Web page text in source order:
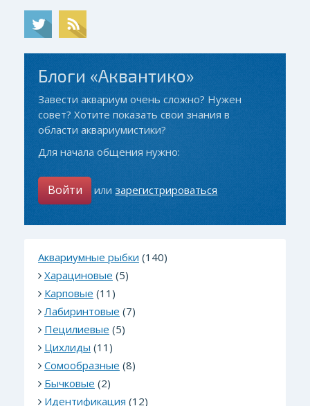
Блоги «Аквантико»
Завести аквариум очень сложно? Нужен
совет? Хотите показать свои знания в
области аквариумистики?
Для начала общения нужно:
Войти илизарегистрироваться
Аквариумные рыбки (140)
Харациновые (5)
Карповые (11)
Лабиринтовые (7)
Пецилиевые (5)
Цихлиды (11)
Сомообразные (8)
Бычковые (2)
Идентификация (12)